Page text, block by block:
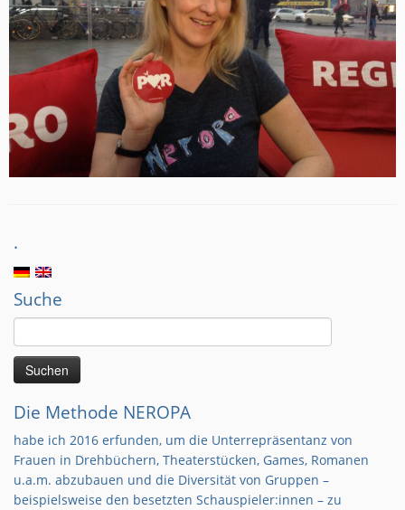
.
Suche
nach:
Die Methode NEROPA
habe ich 2016 erfunden, um die Unterrepräsentanz von
Frauen in Drehbüchern, Theaterstücken, Games, Romanen
u.a.m. abzubauen und die Diversität von Gruppen –
beispielsweise den besetzten Schauspieler:innen – zu